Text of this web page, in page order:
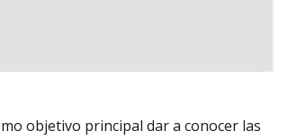
objetivo principal dar a conocer las